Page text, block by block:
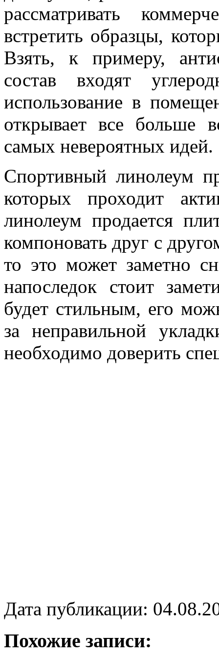
рассматривать
встретить образцы,
Взять, к примеру,
состав входят
использование в
открывает все больше
самых невероятных идей.
Спортивный линолеум
которых проходит
линолеум продается
компоновать друг с
то это может заметно
напоследок стоит
будет стильным, его
за неправильной
необходимо доверить
Дата публикации:
Похожие записи: